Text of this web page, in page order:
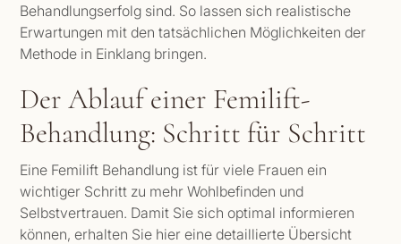
Behandlungserfolg sind. So lassen sich realistische
Erwartungen mit den tatsächlichen Möglichkeiten der
Methode in Einklang bringen.
Der Ablauf einer Femilift-
Behandlung: Schritt für Schritt
Eine Femilift Behandlung ist für viele Frauen ein
wichtiger Schritt zu mehr Wohlbefinden und
Selbstvertrauen. Damit Sie sich optimal informieren
können, erhalten Sie hier eine detaillierte Übersicht